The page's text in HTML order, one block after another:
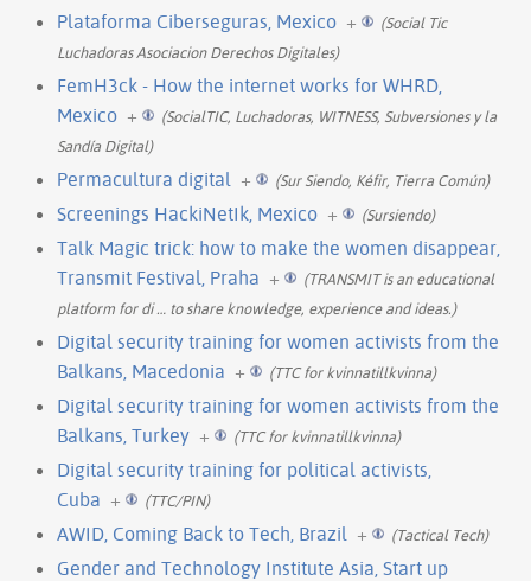
Plataforma Ciberseguras, Mexico +
(Social Tic
Luchadoras Asociacion Derechos Digitales)
FemH3ck - How the internet works for WHRD,
Mexico +
(SocialTIC, Luchadoras, WITNESS, Subversiones y la
Sandía Digital)
Permacultura digital + (Sur Siendo, Kéfir, Tierra Común)
Screenings HackiNetIk, Mexico + (Sursiendo)
Talk Magic trick: how to make the women disappear,
Transmit Festival, Praha +
(TRANSMIT is an educational
platform for di… to share knowledge, experience and ideas.)
Digital security training for women activists from the
Balkans, Macedonia + (TTC for kvinnatillkvinna)
Digital security training for women activists from the
Balkans, Turkey + (TTC for kvinnatillkvinna)
Digital security training for political activists,
Cuba + (TTC/PIN)
AWID, Coming Back to Tech, Brazil + (Tactical Tech)
Gender and Technology Institute Asia, Start up